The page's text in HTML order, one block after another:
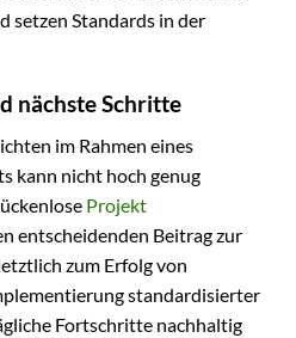
setzen Standards in der
nächste Schritte
im Rahmen eines
kann nicht hoch genug
Projekt
entscheidenden Beitrag zur
zum Erfolg von
standardisierter
Fortschritte nachhaltig